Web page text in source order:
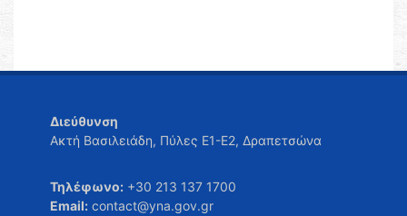
Διεύθυνση
Ακτή Βασιλειάδη, Πύλες Ε1-Ε2, Δραπετσώνα
Τηλέφωνο: +30 213 137 1700
Email: contact@yna.gov.gr